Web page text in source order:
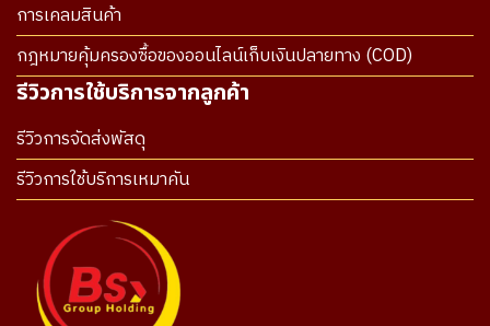
การเคลมสินค้า
กฎหมายคุ้มครองซื้อของออนไลน์เก็บเงินปลายทาง (COD)
รีวิวการใช้บริการจากลูกค้า
รีวิวการจัดส่งพัสดุ
รีวิวการใช้บริการเหมาคัน